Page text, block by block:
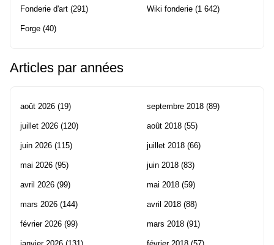
Fonderie d'art (291)
Forge (40)
Wiki fonderie (1 642)
Articles par années
août 2026 (19)
juillet 2026 (120)
juin 2026 (115)
mai 2026 (95)
avril 2026 (99)
mars 2026 (144)
février 2026 (99)
septembre 2018 (89)
août 2018 (55)
juillet 2018 (66)
juin 2018 (83)
mai 2018 (59)
avril 2018 (88)
mars 2018 (91)